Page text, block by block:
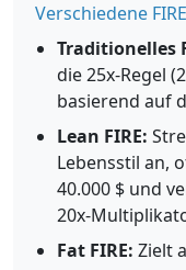
Verschiedene
Traditionelles
die 25x-Regel
basierend auf
Lean FIRE:
Lebensstil an,
40.000 $ und
20x-
Fat FIRE: Zielt